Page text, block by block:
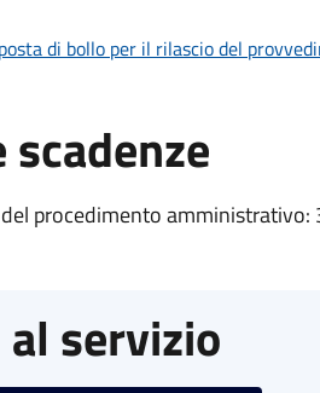
di bollo per il rilascio del
scadenze
procedimento amministrativo:
servizio